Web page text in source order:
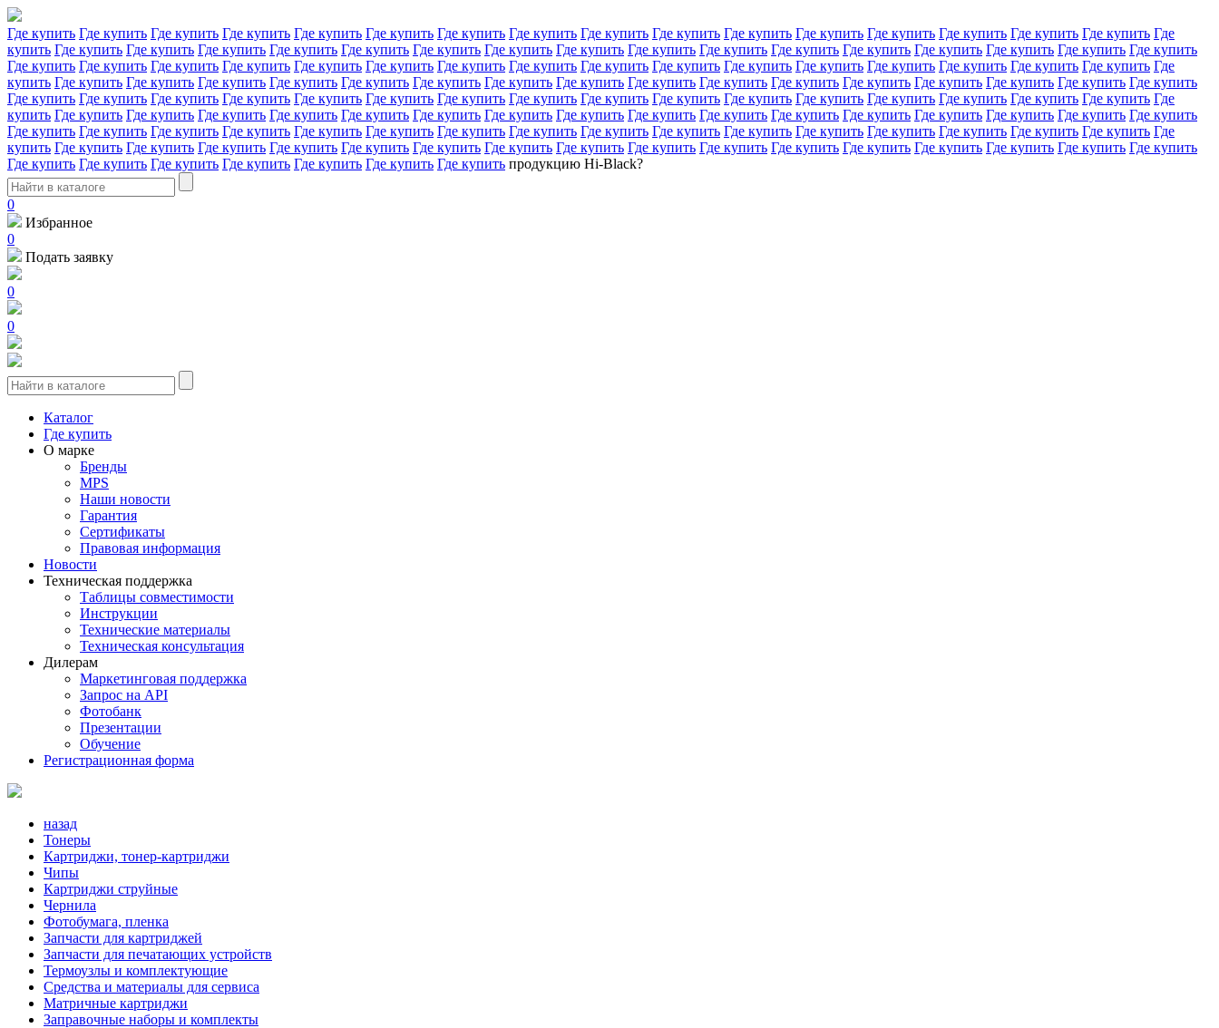
Где купить Где купить Где купить Где купить Где купить Где купить Где купить Где купить Где купить Где купить Где купить Где купить Где купить Где купить Где купить Где купить Где
купить Где купить Где купить Где купить Где купить Где купить Где купить Где купить Где купить Где купить Где купить Где купить Где купить Где купить Где купить Где купить Где купить
Где купить Где купить Где купить Где купить Где купить Где купить Где купить Где купить Где купить Где купить Где купить Где купить Где купить Где купить Где купить Где купить Где
купить Где купить Где купить Где купить Где купить Где купить Где купить Где купить Где купить Где купить Где купить Где купить Где купить Где купить Где купить Где купить Где купить
Где купить Где купить Где купить Где купить Где купить Где купить Где купить Где купить Где купить Где купить Где купить Где купить Где купить Где купить Где купить Где купить Где
купить Где купить Где купить Где купить Где купить Где купить Где купить Где купить Где купить Где купить Где купить Где купить Где купить Где купить Где купить Где купить Где купить
Где купить Где купить Где купить Где купить Где купить Где купить Где купить Где купить Где купить Где купить Где купить Где купить Где купить Где купить Где купить Где купить Где
купить Где купить Где купить Где купить Где купить Где купить Где купить Где купить Где купить Где купить Где купить Где купить Где купить Где купить Где купить Где купить Где купить
Где купить Где купить Где купить Где купить Где купить Где купить Где купить продукцию Hi-Black?
0
Избранное
0
Подать заявку
0
0
Каталог
Где купить
О марке
Бренды
MPS
Наши новости
Гарантия
Сертификаты
Правовая информация
Новости
Техническая поддержка
Таблицы совместимости
Инструкции
Технические материалы
Техническая консультация
Дилерам
Маркетинговая поддержка
Запрос на API
Фотобанк
Презентации
Обучение
Регистрационная форма
назад
Тонеры
Картриджи, тонер-картриджи
Чипы
Картриджи струйные
Чернила
Фотобумага, пленка
Запчасти для картриджей
Запчасти для печатающих устройств
Термоузлы и комплектующие
Средства и материалы для сервиса
Матричные картриджи
Заправочные наборы и комплекты